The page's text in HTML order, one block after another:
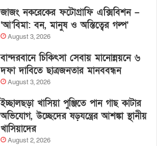
জাজং নকরেকের ফটোগ্রাফি এক্সিবিশন –
‘আ’বিমা: বন, মানুষ ও অস্তিত্বের গল্প’
August 3, 2026
বান্দরবানে চিকিৎসা সেবায় মানোন্নয়নে ৬
দফা দাবিতে ছাত্রজনতার মানববন্ধন
August 3, 2026
ইচ্ছালছড়া খাসিয়া পুঞ্জিতে পান গাছ কাটার
অভিযোগ, উচ্ছেদের ষড়যন্ত্রের আশঙ্কা স্থানীয়
খাসিয়াদের
August 2, 2026